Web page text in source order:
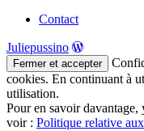
Contact
Juliepussino
cookies. En continuant à
utilisation.
Pour en savoir
voir : Politique relative